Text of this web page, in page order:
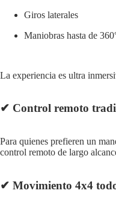
Giros laterales
Maniobras hasta de
La experiencia es ultra
✔ Control remoto
Para quienes prefieren un
control remoto de largo
✔ Movimiento 4x4